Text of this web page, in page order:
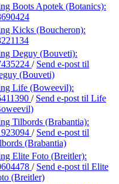
Boots Apotek (Botanics):
Kicks (Boucheron):
Deguy (Bouveti):
/ Send e-post til
(Bouveti)
Life (Boweevil):
/ Send e-post til Life
Tilbords (Brabantia):
/ Send e-post til
(Brabantia)
Elite Foto (Breitler):
/ Send e-post til Elite
(Breitler)